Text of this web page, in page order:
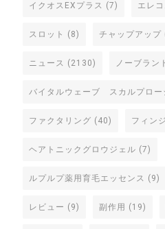
イクオスEXプラス (7) エレコ
スロット (8) チャップアップ
ニュース (2130) ノーブラン
バイタルウェーブ スカルプロー
ファクタリング (40) フィン
ヘアトニックグロウジェル (7)
ルプルプ薬用育毛エッセンス (9)
レビュー (9) 副作用 (19)